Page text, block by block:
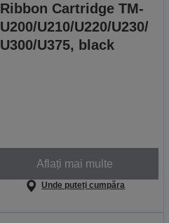
Ribbon Cartridge TM-
U200/U210/U220/U230/
U300/U375, black
Aflați mai multe
Unde puteți cumpăra